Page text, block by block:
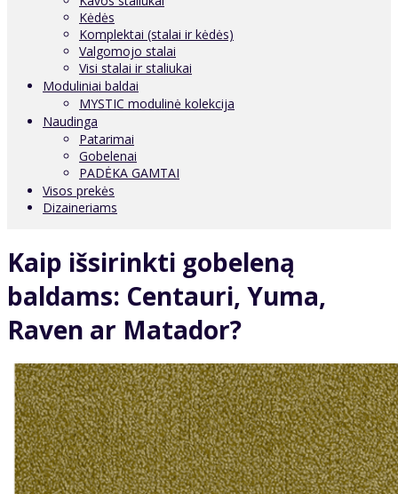
Kėdės
Komplektai (stalai ir kėdės)
Valgomojo stalai
Visi stalai ir staliukai
Moduliniai baldai
MYSTIC modulinė kolekcija
Naudinga
Patarimai
Gobelenai
PADĖKA GAMTAI
Visos prekės
Dizaineriams
Kaip išsirinkti gobeleną
baldams: Centauri, Yuma,
Raven ar Matador?